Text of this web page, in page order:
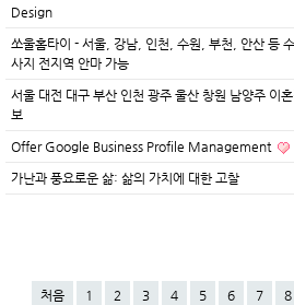
Design
쏘울홈타이 - 서울, 강남, 인천, 수원, 부천, 안산 등
사지 전지역 안마 가능
서울 대전 대구 부산 인천 광주 울산 창원 남양주 이
보
Offer Google Business Profile Management
가난과 풍요로운 삶: 삶의 가치에 대한 고찰
처음 1 2 3 4 5 6 7 8